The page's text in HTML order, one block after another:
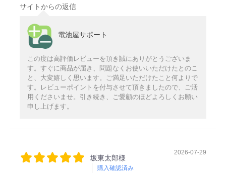
サイトからの返信
電池屋サポート
この度は高評価レビューを頂き誠にありがとうございま
す。すぐに商品が届き、問題なくお使いいただけたとのこ
と、大変嬉しく思います。ご満足いただけたこと何よりで
す。レビューポイントを付与させて頂きましたので、ご活
用くださいませ。引き続き、ご愛顧のほどよろしくお願い
申し上げます。
坂東太郎様
購入確認済み
2026-07-29